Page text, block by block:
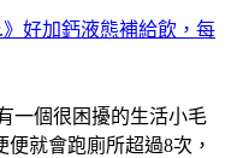
》好加鈣液態補給飲，每
一個很困擾的生活小毛
就會跑廁所超過8次，